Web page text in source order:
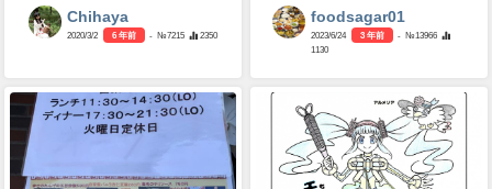
Chihaya
2020/3/2 6 年前 - №7215 2350
foodsagar01
2023/6/24 3 年前
- №13966
1130